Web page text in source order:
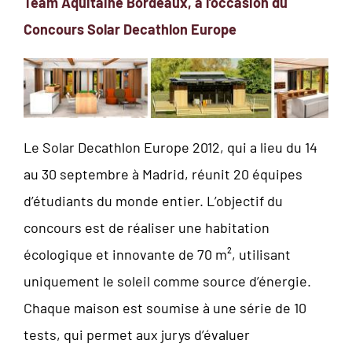
Concours Solar Decathlon Europe
Le Solar Decathlon Europe 2012, qui a lieu du 14
au 30 septembre à Madrid, réunit 20 équipes
d’étudiants du monde entier. L’objectif du
concours est de réaliser une habitation
écologique et innovante de 70 m², utilisant
uniquement le soleil comme source d’énergie.
Chaque maison est soumise à une série de 10
tests, qui permet aux jurys d’évaluer